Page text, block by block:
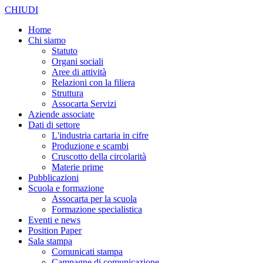
CHIUDI
Home
Chi siamo
Statuto
Organi sociali
Aree di attività
Relazioni con la filiera
Struttura
Assocarta Servizi
Aziende associate
Dati di settore
L'industria cartaria in cifre
Produzione e scambi
Cruscotto della circolarità
Materie prime
Pubblicazioni
Scuola e formazione
Assocarta per la scuola
Formazione specialistica
Eventi e news
Position Paper
Sala stampa
Comunicati stampa